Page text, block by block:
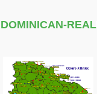
DOMINICAN-